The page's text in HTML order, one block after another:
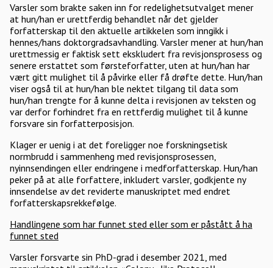
Varsler som brakte saken inn for redelighetsutvalget mener
at hun/han er urettferdig behandlet når det gjelder
forfatterskap til den aktuelle artikkelen som inngikk i
hennes/hans doktorgradsavhandling. Varsler mener at hun/han
urettmessig er faktisk sett ekskludert fra revisjonsprosess og
senere erstattet som førsteforfatter, uten at hun/han har
vært gitt mulighet til å påvirke eller få drøfte dette. Hun/han
viser også til at hun/han ble nektet tilgang til data som
hun/han trengte for å kunne delta i revisjonen av teksten og
var derfor forhindret fra en rettferdig mulighet til å kunne
forsvare sin forfatterposisjon.
Klager er uenig i at det foreligger noe forskningsetisk
normbrudd i sammenheng med revisjonsprosessen,
nyinnsendingen eller endringene i medforfatterskap. Hun/han
peker på at alle forfattere, inkludert varsler, godkjente ny
innsendelse av det reviderte manuskriptet med endret
forfatterskapsrekkefølge.
Handlingene som har funnet sted eller som er påstått å ha
funnet sted
Varsler forsvarte sin PhD-grad i desember 2021, med